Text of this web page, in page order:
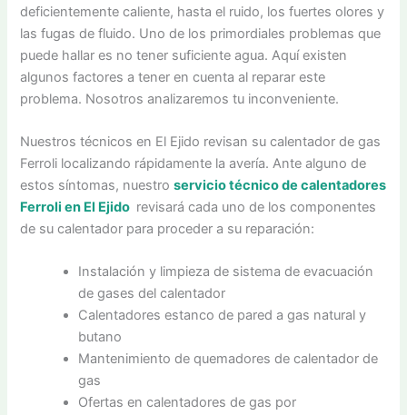
deficientemente caliente, hasta el ruido, los fuertes olores y
las fugas de fluido. Uno de los primordiales problemas que
puede hallar es no tener suficiente agua. Aquí existen
algunos factores a tener en cuenta al reparar este
problema. Nosotros analizaremos tu inconveniente.
Nuestros técnicos en El Ejido revisan su calentador de gas
Ferroli localizando rápidamente la avería. Ante alguno de
estos síntomas, nuestroservicio técnico de calentadores
Ferroli en El Ejido revisará cada uno de los componentes
de su calentador para proceder a su reparación:
Instalación y limpieza de sistema de evacuación
de gases del calentador
Calentadores estanco de pared a gas natural y
butano
Mantenimiento de quemadores de calentador de
gas
Ofertas en calentadores de gas por